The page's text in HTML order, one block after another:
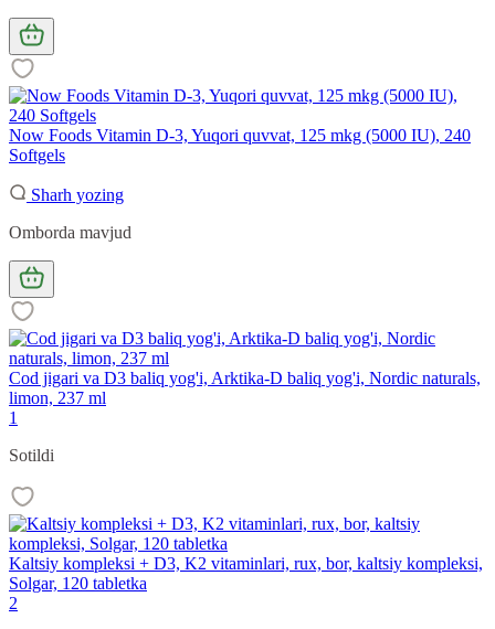
Now Foods Vitamin D-3, Yuqori quvvat, 125 mkg (5000 IU), 240
Softgels
Sharh yozing
Omborda mavjud
Cod jigari va D3 baliq yog'i, Arktika-D baliq yog'i, Nordic naturals,
limon, 237 ml
1
Sotildi
Kaltsiy kompleksi + D3, K2 vitaminlari, rux, bor, kaltsiy kompleksi,
Solgar, 120 tabletka
2